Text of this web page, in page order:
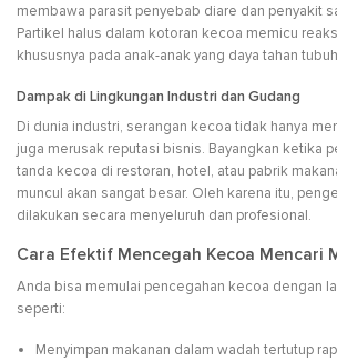
membawa parasit penyebab diare dan penyakit
Partikel halus dalam kotoran kecoa memicu
khususnya pada anak-anak yang daya tahan
Dampak di Lingkungan Industri dan Gudang
Di dunia industri, serangan kecoa tidak hanya
juga merusak reputasi bisnis. Bayangkan ketika
tanda kecoa di restoran, hotel, atau pabrik
muncul akan sangat besar. Oleh karena itu,
dilakukan secara menyeluruh dan profesional.
Cara Efektif Mencegah Kecoa Mencari
Anda bisa memulai pencegahan kecoa dengan
seperti:
Menyimpan makanan dalam wadah tertutup